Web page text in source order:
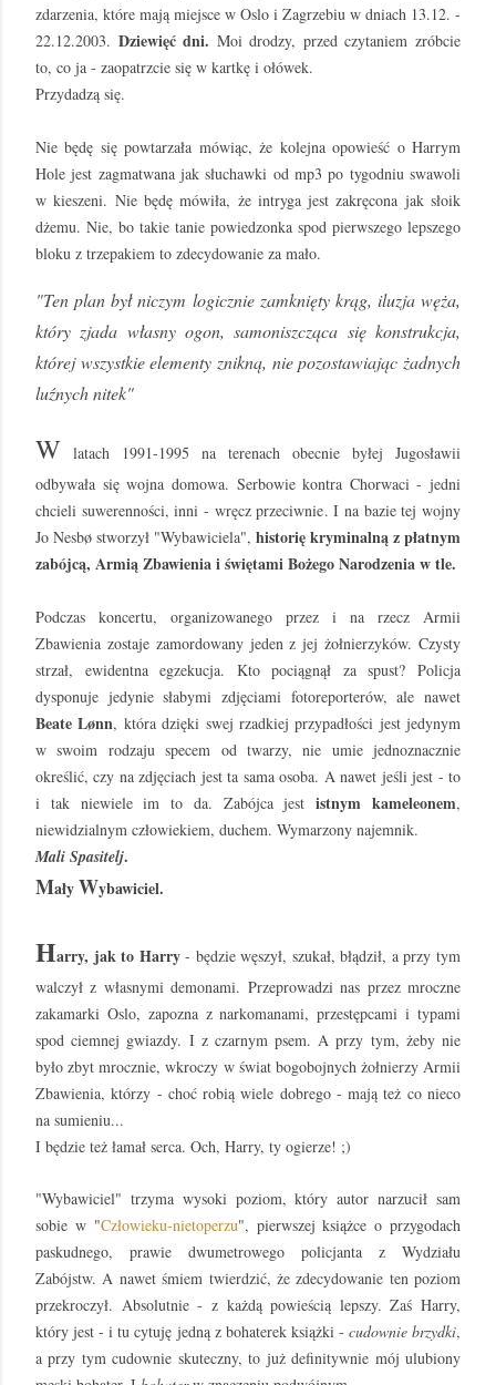
zdarzenia, które mają miejsce w Oslo i Zagrzebiu w dniach 13.12. -
22.12.2003. Dziewięć dni. Moi drodzy, przed czytaniem zróbcie
to, co ja - zaopatrzcie się w kartkę i ołówek.
Przydadzą się.
Nie będę się powtarzała mówiąc, że kolejna opowieść o Harrym
Hole jest zagmatwana jak słuchawki od mp3 po tygodniu swawoli
w kieszeni. Nie będę mówiła, że intryga jest zakręcona jak słoik
dżemu. Nie, bo takie tanie powiedzonka spod pierwszego lepszego
bloku z trzepakiem to zdecydowanie za mało.
"Ten plan był niczym logicznie zamknięty krąg, iluzja węża,
który zjada własny ogon, samoniszcząca się konstrukcja,
której wszystkie elementy znikną, nie pozostawiając żadnych
luźnych nitek"
W latach 1991-1995 na terenach obecnie byłej Jugosławii
odbywała się wojna domowa. Serbowie kontra Chorwaci - jedni
chcieli suwerenności, inni - wręcz przeciwnie. I na bazie tej wojny
Jo Nesbø stworzył "Wybawiciela", historię kryminalną z płatnym
zabójcą, Armią Zbawienia i świętami Bożego Narodzenia w tle.
Podczas koncertu, organizowanego przez i na rzecz Armii
Zbawienia zostaje zamordowany jeden z jej żołnierzyków. Czysty
strzał, ewidentna egzekucja. Kto pociągnął za spust? Policja
dysponuje jedynie słabymi zdjęciami fotoreporterów, ale nawet
Beate Lønn, która dzięki swej rzadkiej przypadłości jest jedynym
w swoim rodzaju specem od twarzy, nie umie jednoznacznie
określić, czy na zdjęciach jest ta sama osoba. A nawet jeśli jest - to
i tak niewiele im to da. Zabójca jestistnym kameleonem,
niewidzialnym człowiekiem, duchem. Wymarzony najemnik.
Mali Spasitelj.
MałyWybawiciel.
Harry, jak to Harry- będzie węszył, szukał, błądził, a przy tym
walczył z własnymi demonami. Przeprowadzi nas przez mroczne
zakamarki Oslo, zapozna z narkomanami, przestępcami i typami
spod ciemnej gwiazdy. I z czarnym psem. A przy tym, żeby nie
było zbyt mrocznie, wkroczy w świat bogobojnych żołnierzy Armii
Zbawienia, którzy - choć robią wiele dobrego - mają też co nieco
na sumieniu...
I będzie też łamał serca. Och, Harry, ty ogierze! ;)
"Wybawiciel" trzyma wysoki poziom, który autor narzucił sam
sobie w "Człowieku-nietoperzu", pierwszej książce o przygodach
paskudnego, prawie dwumetrowego policjanta z Wydziału
Zabójstw. A nawet śmiem twierdzić, że zdecydowanie ten poziom
przekroczył. Absolutnie - z każdą powieścią lepszy. Zaś Harry,
który jest - i tu cytuję jedną z bohaterek książki - cudownie brzydki,
a przy tym cudownie skuteczny, to już definitywnie mój ulubiony